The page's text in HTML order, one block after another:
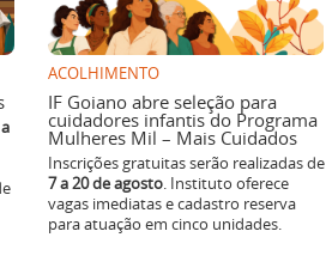
ACOLHIMENTO
IF Goiano abre seleção para
cuidadores infantis do Programa
Mulheres Mil – Mais Cuidados
Inscrições gratuitas serão realizadas de
7 a 20 de agosto. Instituto oferece
vagas imediatas e cadastro reserva
para atuação em cinco unidades.